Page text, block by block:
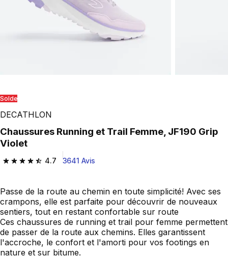
Solde
DECATHLON
Chaussures Running et Trail Femme, JF190 Grip
Violet
4.7
4.7 out of 5 stars from 3641 reviews
3641 Avis
Passe de la route au chemin en toute simplicité! Avec ses
crampons, elle est parfaite pour découvrir de nouveaux
sentiers, tout en restant confortable sur route
Ces chaussures de running et trail pour femme permettent
de passer de la route aux chemins. Elles garantissent
l'accroche, le confort et l'amorti pour vos footings en
nature et sur bitume.